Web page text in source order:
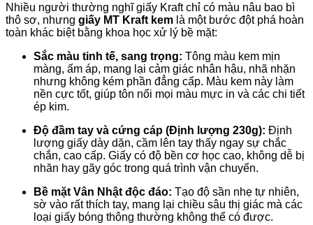
Nhiều người thường nghĩ giấy Kraft chỉ có màu nâu bao bì
thô sơ, nhưng giấy MT Kraft kem là một bước đột phá hoàn
toàn khác biệt bằng khoa học xử lý bề mặt:
Sắc màu tinh tế, sang trọng: Tông màu kem mịn
màng, ấm áp, mang lại cảm giác nhân hậu, nhã nhặn
nhưng không kém phần đẳng cấp. Màu kem này làm
nền cực tốt, giúp tôn nổi mọi màu mực in và các chi tiết
ép kim.
Độ đầm tay và cứng cáp (Định lượng 230g): Định
lượng giấy dày dặn, cầm lên tay thấy ngay sự chắc
chắn, cao cấp. Giấy có độ bền cơ học cao, không dễ bị
nhăn hay gãy góc trong quá trình vận chuyển.
Bề mặt Vân Nhật độc đáo: Tạo độ sần nhẹ tự nhiên,
sờ vào rất thích tay, mang lại chiều sâu thị giác mà các
loại giấy bóng thông thường không thể có được.